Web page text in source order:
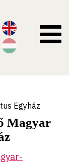
Egyház
Magyar